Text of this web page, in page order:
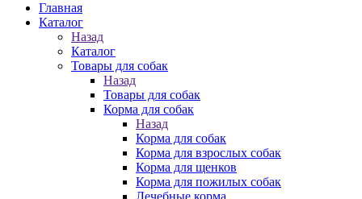
Главная
Каталог
Назад
Каталог
Товары для собак
Назад
Товары для собак
Корма для собак
Назад
Корма для собак
Корма для взрослых собак
Корма для щенков
Корма для пожилых собак
Лечебные корма